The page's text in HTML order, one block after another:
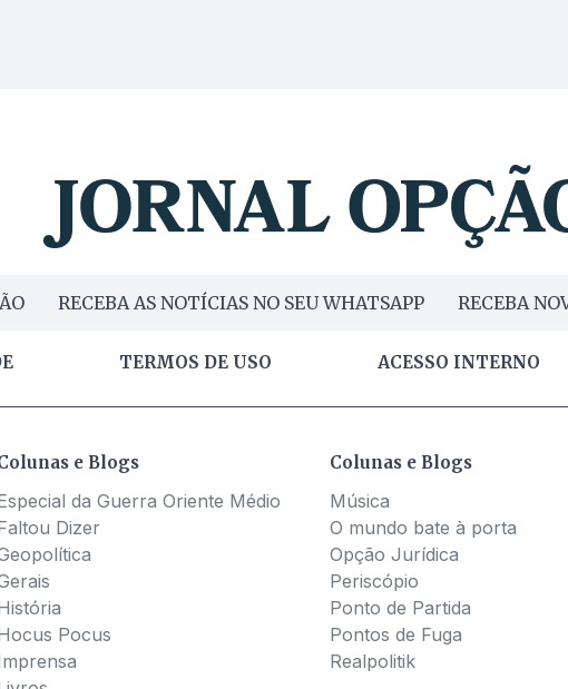
RECEBA AS NOTÍCIAS NO SEU WHATSAPP RECEBA
TERMOS DE USO ACESSO INTERNO
e Blogs
da Guerra Oriente Médio
Dizer
Pocus
Colunas e Blogs
Música
O mundo bate à porta
Opção Jurídica
Periscópio
Ponto de Partida
Pontos de Fuga
Realpolitik